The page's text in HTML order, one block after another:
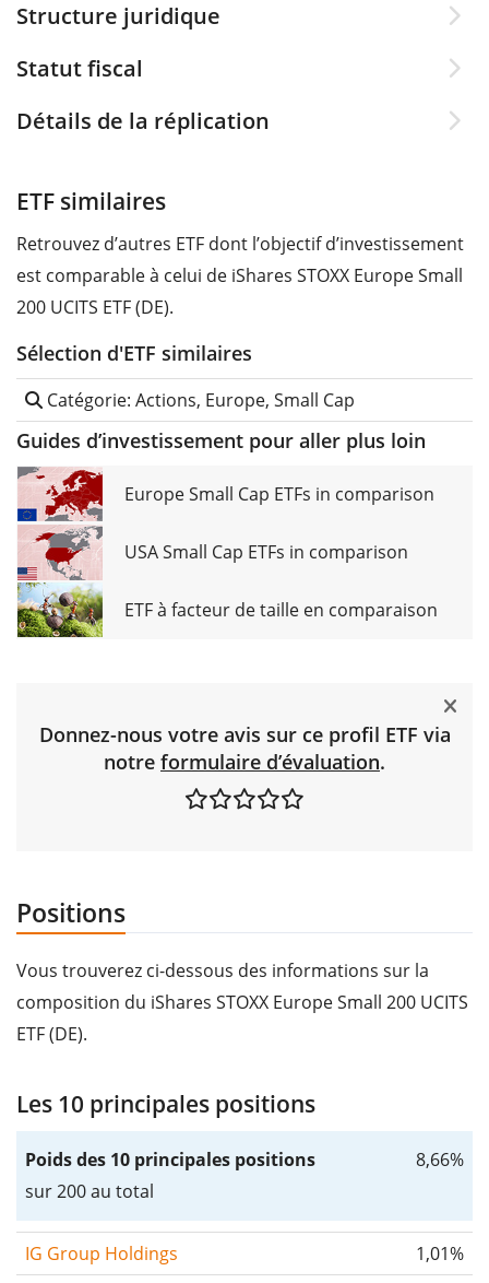
Structure juridique
Statut fiscal
Détails de la réplication
ETF similaires
Retrouvez d’autres ETF dont l’objectif d’investissement
est comparable à celui de iShares STOXX Europe Small
200 UCITS ETF (DE).
Sélection d'ETF similaires
Catégorie: Actions, Europe, Small Cap
Guides d’investissement pour aller plus loin
Europe Small Cap ETFs in comparison
USA Small Cap ETFs in comparison
ETF à facteur de taille en comparaison
Donnez-nous votre avis sur ce profil ETF via
notre formulaire d’évaluation.
Positions
Vous trouverez ci-dessous des informations sur la
composition du iShares STOXX Europe Small 200 UCITS
ETF (DE).
Les 10 principales positions
Poids des 10 principales positions
sur 200 au total
8,66%
IG Group Holdings
1,01%